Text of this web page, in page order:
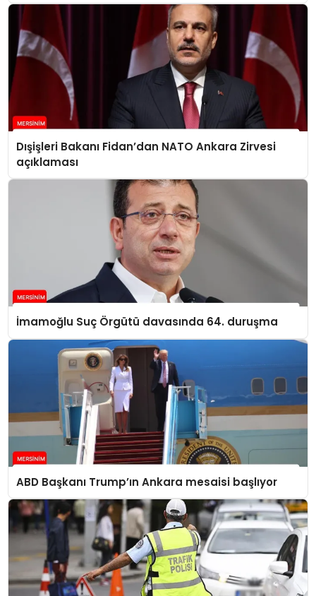
Dışişleri Bakanı Fidan’dan NATO Ankara Zirvesi
açıklaması
İmamoğlu Suç Örgütü davasında 64. duruşma
ABD Başkanı Trump’ın Ankara mesaisi başlıyor